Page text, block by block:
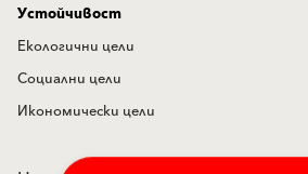
Устойчивост
Екологични цели
Социални цели
Икономически цели